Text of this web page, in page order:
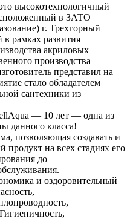
высокотехнологичный
в ЗАТО
г. Трехгорный
в рамках развития
акриловых
производства
представил на
стало обладателем
сантехники из
— 10 лет — одна из
данного класса!
позволяющая создавать и
продукт на всех стадиях его
до
и оздоровительный